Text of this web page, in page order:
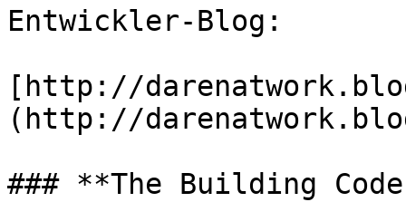
Entwickler-Blog:
[http://
(http://
### **The Building